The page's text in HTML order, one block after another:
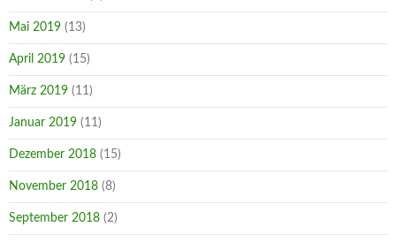
Mai 2019 (13)
April 2019 (15)
März 2019 (11)
Januar 2019 (11)
Dezember 2018 (15)
November 2018 (8)
September 2018 (2)